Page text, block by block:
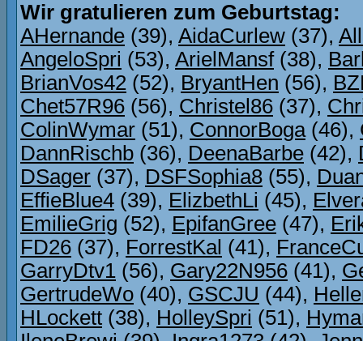
Wir gratulieren zum Geburtstag:
AHernande (39), AidaCurlew (37),
AngeloSpri (53), ArielMansf(38),
BrianVos42 (52), BryantHen (56),
Chet57R96 (56), Christel86 (37),
ColinWymar (51), ConnorBoga(46),
DannRischb (36), DeenaBarbe (42),
DSager (37), DSFSophia8 (55),
EffieBlue4 (39), ElizbethLi (45),
EmilieGrig (52), EpifanGree (47),
FD26 (37), ForrestKal (41),
GarryDtv1 (56), Gary22N956 (41),
GertrudeWo (40), GSCJU (44),
HLockett (38), HolleySpri (51),